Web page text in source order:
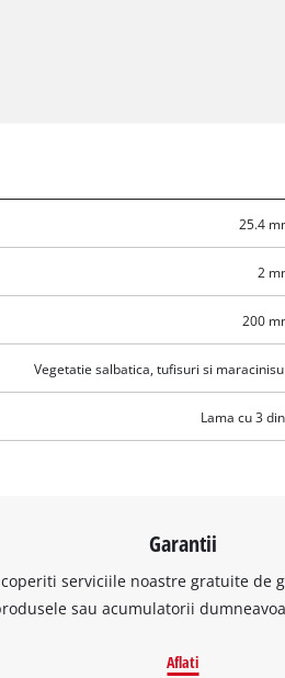
25.4
2
200
Vegetatie salbatica, tufisuri si
Lama cu 3
Garantii
serviciile noastre gratuite de
sau acumulatorii
Aflati